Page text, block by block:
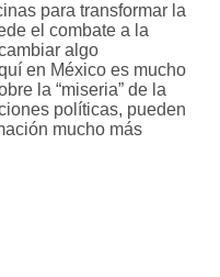
para transformar la
el combate a la
algo
en México es mucho
la “miseria” de la
políticas, pueden
mucho más